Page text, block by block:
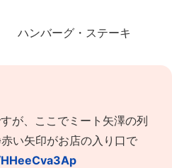
ンバーグ・ステーキ
が、ここでミート矢澤の列
い矢印がお店の入り口で